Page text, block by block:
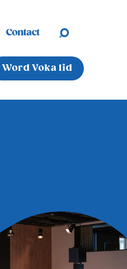
Contact
Word Voka lid